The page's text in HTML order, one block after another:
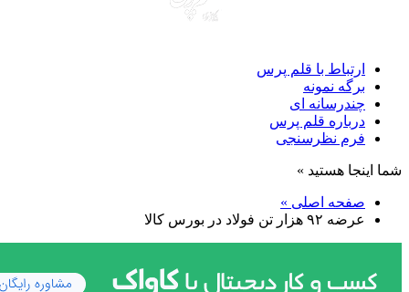
ارتباط با قلم پرس
برگه نمونه
چندرسانه ای
درباره قلم پرس
فرم نظرسنجی
شما اینجا هستید »
صفحه اصلی »
عرضه ۹۲ هزار تن فولاد در بورس کالا